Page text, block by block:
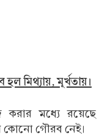
মিথ্যায়, মূর্খতায়।
করার মধ্যে রয়েছে
কোনো গৌরব নেই।